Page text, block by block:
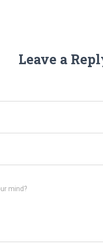
Leave a
mind?